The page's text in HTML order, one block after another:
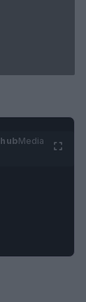
hubMedia